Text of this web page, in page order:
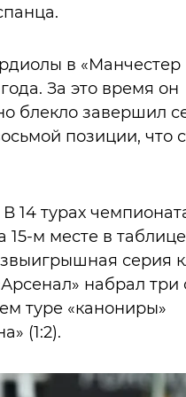
в «Манчестер
За это время он
блекло завершил
позиции, что
14 турах
15-м месте в
серия
набрал три
туре «канониры»
(1:2).